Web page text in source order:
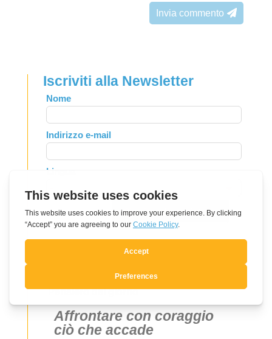
Invia commento
Iscriviti alla Newsletter
Leave
this
field
blank
Nome
Indirizzo e-mail
Lingua
Si, mi voglio registrare
Pensiero del giorno
Affrontare con coraggio
ciò che accade